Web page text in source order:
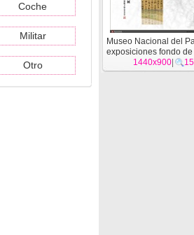
Coche
Militar
Otro
Museo Nacional del
exposiciones fondo
(3) #12
1440x900